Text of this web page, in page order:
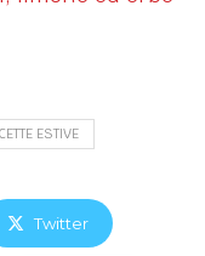
ESTIVE
Twitter